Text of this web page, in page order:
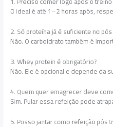
O ideal é até 1–2 horas após,
2. Só proteína já é suficiente no
Não. O carboidrato também é
3. Whey protein é obrigatório?
Não. Ele é opcional e depende da
4. Quem quer emagrecer deve
Sim. Pular essa refeição pode
5. Posso jantar como refeição pós